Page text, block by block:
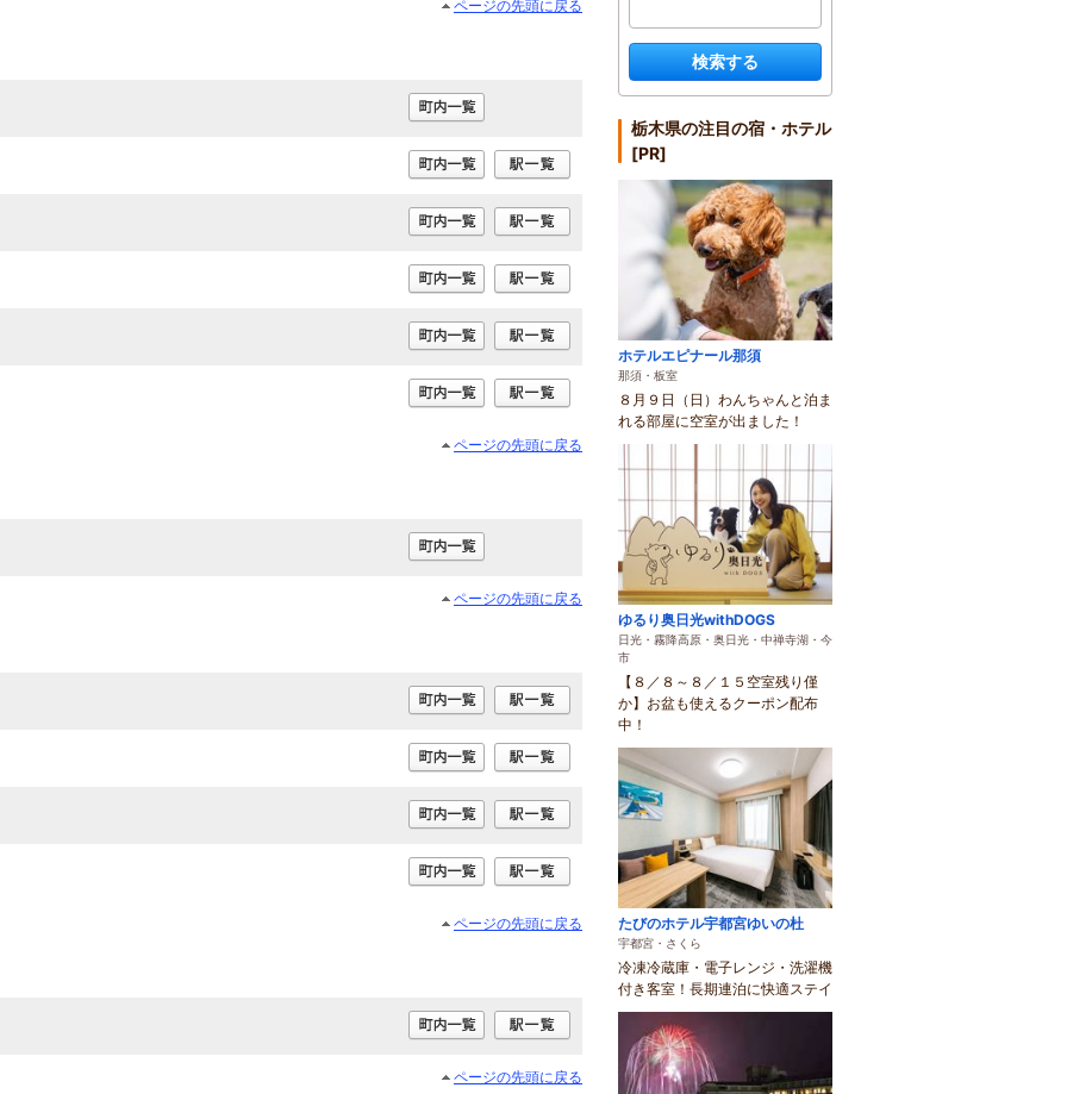
ページの先頭に戻る
ページの先頭に戻る
ページの先頭に戻る
ページの先頭に戻る
ページの先頭に戻る
検索する
栃木県の注目の宿・ホテル
[PR]
ホテルエピナール那須
那須・板室
８月９日（日）わんちゃんと泊ま
れる部屋に空室が出ました！
ゆるり奥日光withDOGS
日光・霧降高原・奥日光・中禅寺湖・今
市
【８／８～８／１５空室残り僅
か】お盆も使えるクーポン配布
中！
たびのホテル宇都宮ゆいの杜
宇都宮・さくら
冷凍冷蔵庫・電子レンジ・洗濯機
付き客室！長期連泊に快適ステイ